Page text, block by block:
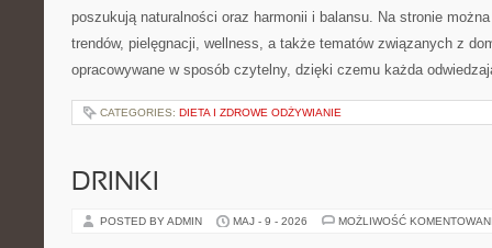
poszukują naturalności oraz harmonii i balansu. Na stronie
trendów, pielęgnacji, wellness, a także tematów związanych z
opracowywane w sposób czytelny, dzięki czemu każda
CATEGORIES: DIETA I ZDROWE ODŻYWIANIE
DRINKI
POSTED BY ADMIN MAJ - 9 - 2026 MOŻLIWOŚĆ